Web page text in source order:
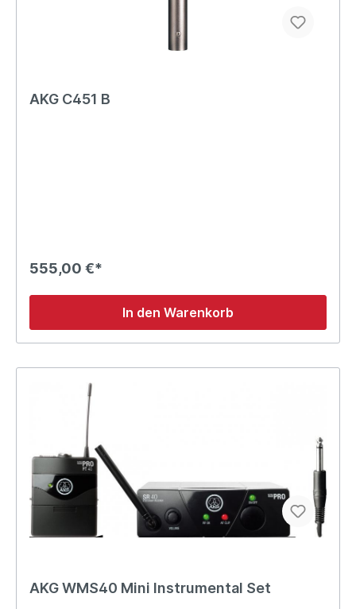
AKG C451 B
555,00 €*
In den Warenkorb
AKG WMS40 Mini Instrumental Set